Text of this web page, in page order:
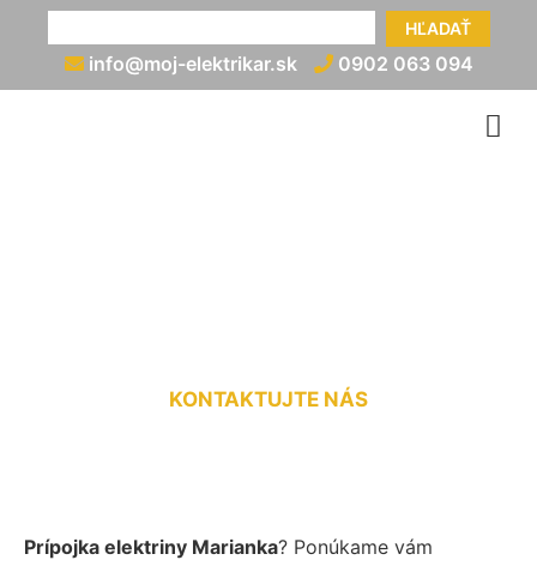
HĽADAŤ
info@moj-elektrikar.sk 0902 063 094
KONTAKTUJTE NÁS
Prípojka elektriny Marianka? Ponúkame vám